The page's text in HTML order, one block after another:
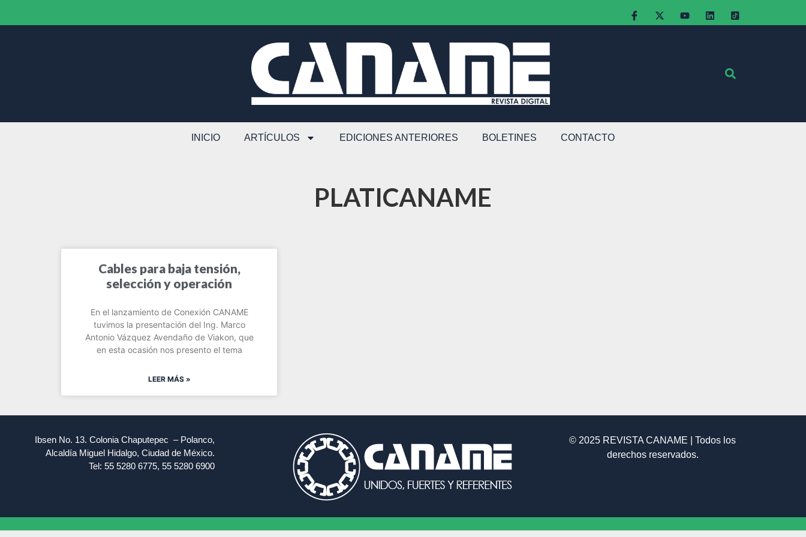
INICIO ARTÍCULOS EDICIONES ANTERIORES BOLETINES CONTACTO
PLATICANAME
Cables para baja tensión,
selección y operación
En el lanzamiento de Conexión CANAME
tuvimos la presentación del Ing. Marco
Antonio Vázquez Avendaño de Viakon, que
en esta ocasión nos presento el tema
LEER MÁS »
Ibsen No. 13. Colonia Chaputepec – Polanco,
Alcaldía Miguel Hidalgo, Ciudad de México.
Tel: 55 5280 6775, 55 5280 6900
© 2025 REVISTA CANAME | Todos los
derechos reservados.